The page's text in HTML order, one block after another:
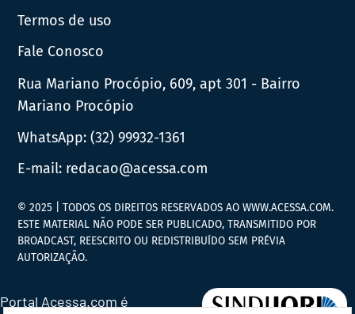
Termos de uso
Fale Conosco
Rua Mariano Procópio, 609, apt 301 - Bairro
Mariano Procópio
WhatsApp:(32) 99932-1361
E-mail: redacao@acessa.com
© 2025 | TODOS OS DIREITOS RESERVADOS AO WWW.ACESSA.COM.
ESTE MATERIAL NÃO PODE SER PUBLICADO, TRANSMITIDO POR
BROADCAST, REESCRITO OU REDISTRIBUÍDO SEM PRÉVIA
AUTORIZAÇÃO.
Portal Acessa.com é